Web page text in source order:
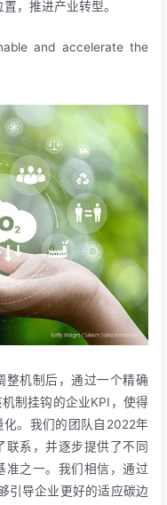
，推进产业转型。
and accelerate the
整机制后，通过一个精确
制挂钩的企业KPI，使得
。我们的团队自2022年
联系，并逐步提供了不同
准之一。我们相信，通过
引导企业更好的适应碳边